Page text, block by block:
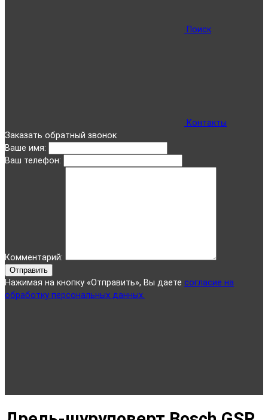
Поиск
Контакты
Заказать обратный звонок
Ваше имя:
Ваш телефон:
Комментарий:
Отправить
Нажимая на кнопку «Отправить», Вы даете согласие на
обработку персональных данных.